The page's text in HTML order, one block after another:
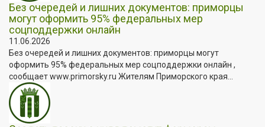
Без очередей и лишних документов: приморцы
могут оформить 95% федеральных мер
соцподдержки онлайн
11.06.2026
Без очередей и лишних документов: приморцы могут
оформить 95% федеральных мер соцподдержки онлайн ,
сообщает www.primorsky.ru Жителям Приморского края...